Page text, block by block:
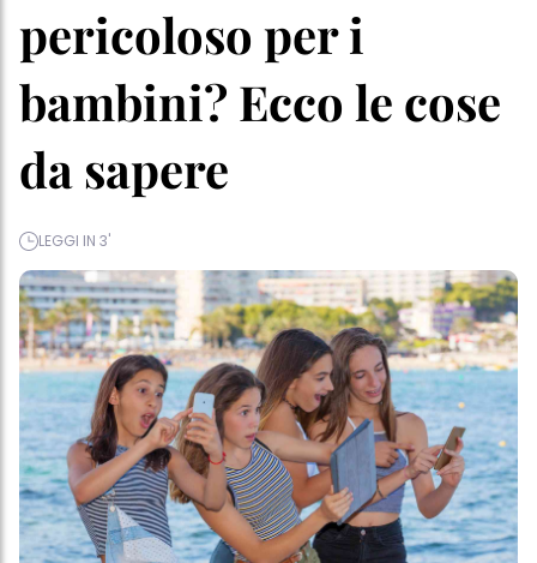
pericoloso per i
bambini? Ecco le cose
da sapere
LEGGI IN 3'